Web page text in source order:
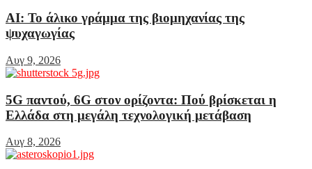
AI: Το άλικο γράμμα της βιομηχανίας της
ψυχαγωγίας
Αυγ 9, 2026
5G παντού, 6G στον ορίζοντα: Πού βρίσκεται η
Ελλάδα στη μεγάλη τεχνολογική μετάβαση
Αυγ 8, 2026